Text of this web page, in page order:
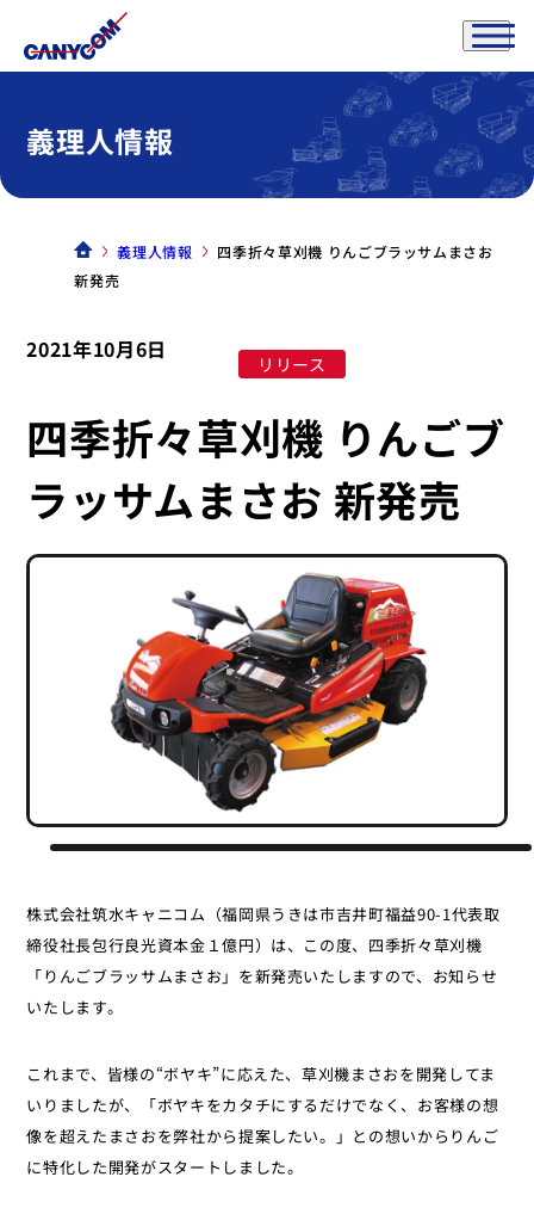
義理人情報
義理人情報
四季折々草刈機 りんごブラッサムまさお
新発売
2021年10月6日
リリース
四季折々草刈機 りんごブ
ラッサムまさお 新発売
株式会社筑水キャニコム（福岡県うきは市吉井町福益90-1代表取
締役社長包行良光資本金１億円）は、この度、四季折々草刈機
「りんごブラッサムまさお」を新発売いたしますので、お知らせ
いたします。
これまで、皆様の“ボヤキ”に応えた、草刈機まさおを開発してま
いりましたが、「ボヤキをカタチにするだけでなく、お客様の想
像を超えたまさおを弊社から提案したい。」との想いからりんご
に特化した開発がスタートしました。